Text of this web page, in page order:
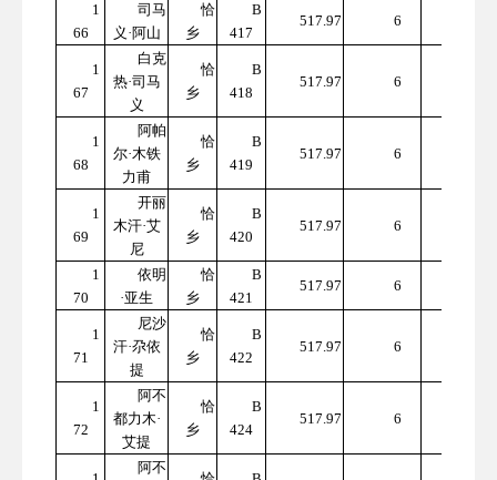
1
66
司马
义·阿山
恰
乡
B
417
517.97 6
1
67
白克
热·司马
义
恰
乡
B
418
517.97 6
1
68
阿帕
尔·木铁
力甫
恰
乡
B
419
517.97 6
1
69
开丽
木汗·艾
尼
恰
乡
B
420
517.97 6
1
70
依明
·亚生
恰
乡
B
421
517.97 6
1
71
尼沙
汗·尕依
提
恰
乡
B
422
517.97 6
1
72
阿不
都力木·
艾提
恰
乡
B
424
517.97 6
阿不